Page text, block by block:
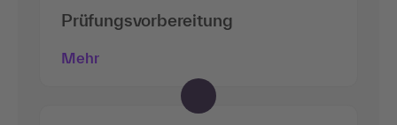
Prüfungsvorbereitung
Mehr